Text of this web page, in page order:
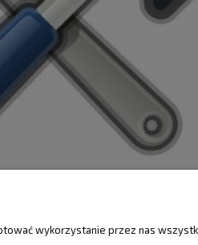
O FIRMIE
wykorzystanie przez nas